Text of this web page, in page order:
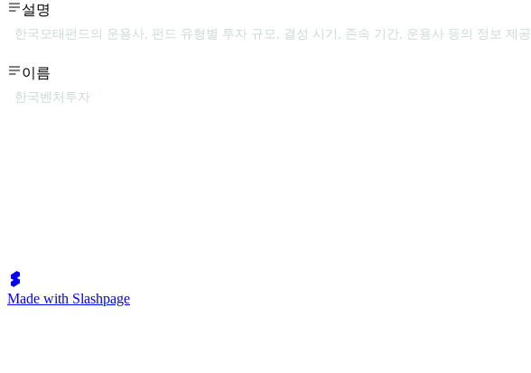
설명
한국모태펀드의 운용사, 펀드 유형별 투자 규모, 결성 시기, 존속 기간, 운용사 등의 정보 제공
이름
한국벤처투자
Made with Slashpage